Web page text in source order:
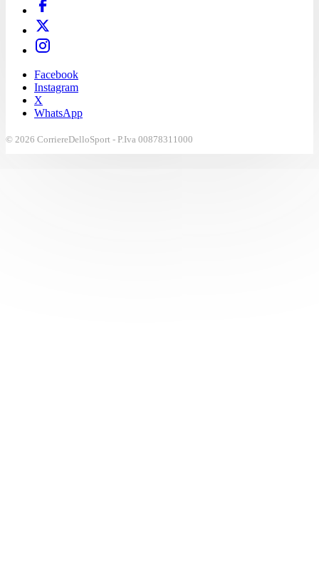
Facebook
Instagram
X
WhatsApp
© 2026 CorriereDelloSport - P.Iva 00878311000